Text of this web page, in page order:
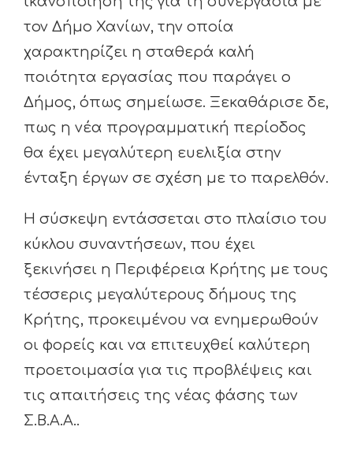
τον Δήμο Χανίων, την οποία
χαρακτηρίζει η σταθερά καλή
ποιότητα εργασίας που παράγει ο
Δήμος, όπως σημείωσε. Ξεκαθάρισε δε,
πως η νέα προγραμματική περίοδος
θα έχει μεγαλύτερη ευελιξία στην
ένταξη έργων σε σχέση με το παρελθόν.
Η σύσκεψη εντάσσεται στο πλαίσιο του
κύκλου συναντήσεων, που έχει
ξεκινήσει η Περιφέρεια Κρήτης με τους
τέσσερις μεγαλύτερους δήμους της
Κρήτης, προκειμένου να ενημερωθούν
οι φορείς και να επιτευχθεί καλύτερη
προετοιμασία για τις προβλέψεις και
τις απαιτήσεις της νέας φάσης των
Σ.Β.Α.Α..